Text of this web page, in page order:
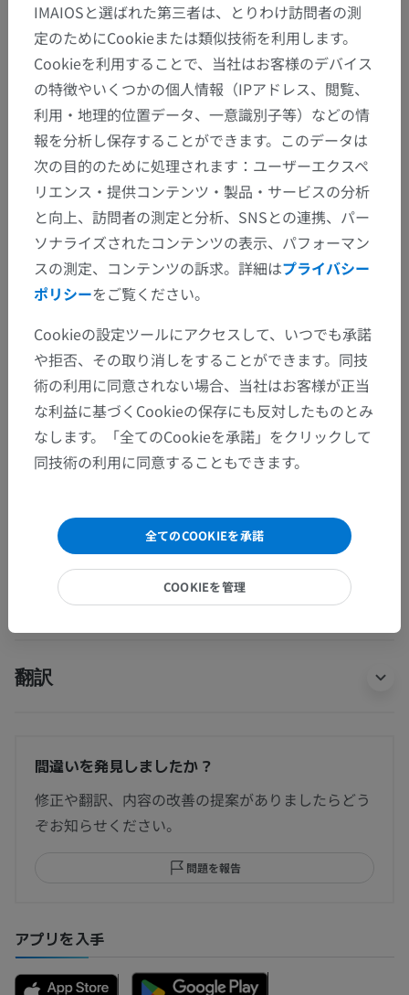
解剖学的階層
人体解剖学2
下位構造：
虹彩
毛様体
脈絡膜
人体解剖学1
人体神経解剖学
翻訳
間違いを発見しましたか？
修正や翻訳、内容の改善の提案がありましたらどう
ぞお知らせください。
問題を報告
アプリを入手
IMAIOSと選ばれた第三者は、とりわけ訪問者の測
定のためにCookieまたは類似技術を利用します。
Cookieを利用することで、当社はお客様のデバイス
の特徴やいくつかの個人情報（IPアドレス、閲覧、
利用・地理的位置データ、一意識別子等）などの情
報を分析し保存することができます。このデータは
次の目的のために処理されます：ユーザーエクスペ
リエンス・提供コンテンツ・製品・サービスの分析
と向上、訪問者の測定と分析、SNSとの連携、パー
ソナライズされたコンテンツの表示、パフォーマン
スの測定、コンテンツの訴求。詳細はプライバシー
ポリシーをご覧ください。
Cookieの設定ツールにアクセスして、いつでも承諾
や拒否、その取り消しをすることができます。同技
術の利用に同意されない場合、当社はお客様が正当
な利益に基づくCookieの保存にも反対したものとみ
なします。「全てのCookieを承諾」をクリックして
同技術の利用に同意することもできます。
全てのCOOKIEを承諾
COOKIEを管理